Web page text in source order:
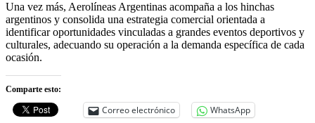
Una vez más, Aerolíneas Argentinas acompaña a los hinchas
argentinos y consolida una estrategia comercial orientada a
identificar oportunidades vinculadas a grandes eventos deportivos y
culturales, adecuando su operación a la demanda específica de cada
ocasión.
Comparte esto:
Correo electrónico WhatsApp